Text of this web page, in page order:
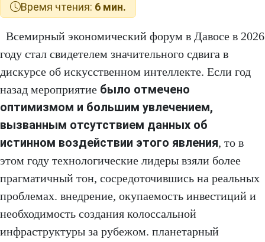
Время чтения: 6 мин.
Всемирный экономический форум в Давосе в 2026
году стал свидетелем значительного сдвига в
дискурсе об искусственном интеллекте. Если год
назад мероприятие было отмечено
оптимизмом и большим увлечением,
вызванным отсутствием данных об
истинном воздействии этого явления, то в
этом году технологические лидеры взяли более
прагматичный тон, сосредоточившись на реальных
проблемах. внедрение, окупаемость инвестиций и
необходимость создания колоссальной
инфраструктуры за рубежом. планетарный